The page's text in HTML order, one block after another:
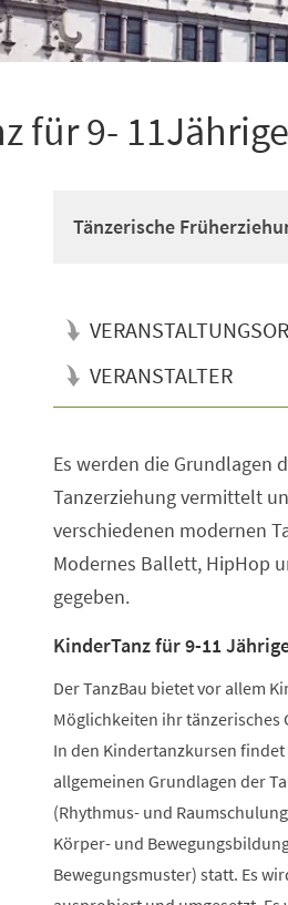
für 9-
Tänzerische
VERANSTALTER
Es werden die Grundlagen
Tanzerziehung vermittelt
verschiedenen modernen
Modernes Ballett, HipHop
gegeben.
KinderTanz für 9-11
Der TanzBau bietet vor allem
Möglichkeiten ihr tänzerisches
In den Kindertanzkursen
allgemeinen Grundlagen der
(Rhythmus- und
Körper- und
Bewegungsmuster) statt. Es